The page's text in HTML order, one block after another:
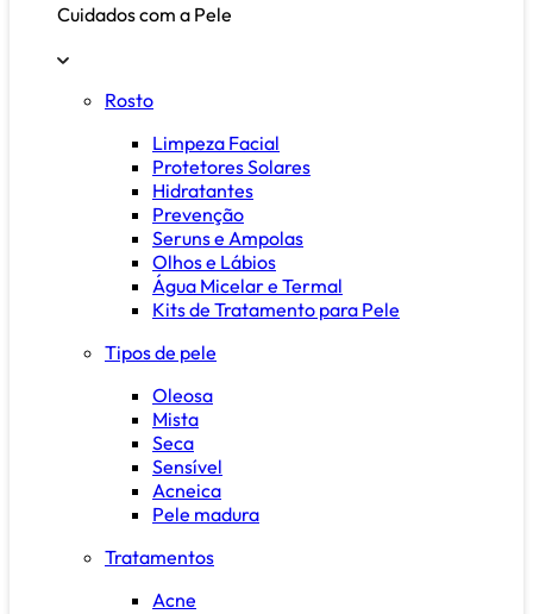
Cuidados com a Pele
Rosto
Limpeza Facial
Protetores Solares
Hidratantes
Prevenção
Seruns e Ampolas
Olhos e Lábios
Água Micelar e Termal
Kits de Tratamento para Pele
Tipos de pele
Oleosa
Mista
Seca
Sensível
Acneica
Pele madura
Tratamentos
Acne